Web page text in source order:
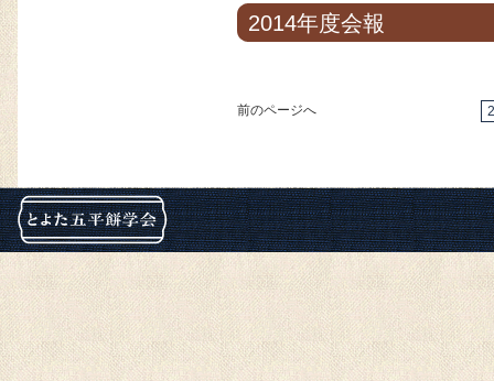
2014年度会報
前のページへ